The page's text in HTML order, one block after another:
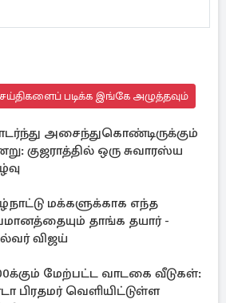
படிக்க இங்கே அழுத்தவும்
அசைந்துகொண்டிருக்கும்
குஜராத்தில் ஒரு சுவாரஸ்ய
மக்களுக்காக எந்த
தாங்க தயார் -
விஜய்
மேற்பட்ட வாடகை வீடுகள்:
பிரதமர் வெளியிட்டுள்ள